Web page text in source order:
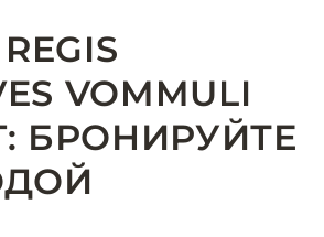
VOMMULI
БРОНИРУЙТЕ
ISLAND MALDIVES: ВАШ
ИЗЫСКАННОСТИ